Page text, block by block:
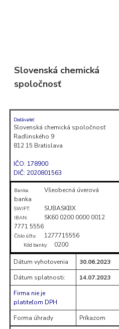
Enter)Slovenská chemická
spoločnosť
Dodávateľ:
Slovenská chemická spoločnosť
Radlinského 9
812 15 Bratislava
IČO: 178900
DIČ: 2020801563
Banka:
Všeobecná úverová
banka
SWIFT: SUBASKBX
IBAN:
SK60 0200 0000 0012
7771 5556
Číslo účtu: 1277715556
Kód banky: 0200
Dátum vyhotovenia
30.06.2023
Dátum splatnosti:
14.07.2023
Firma nie je
platiteľom DPH
Forma úhrady
Príkazom